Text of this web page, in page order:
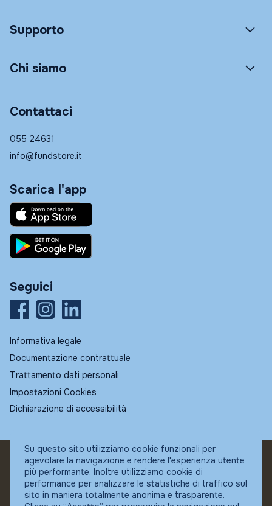
Supporto
Chi siamo
Contattaci
055 24631
info@fundstore.it
Scarica l'app
Seguici
Informativa legale
Documentazione contrattuale
Trattamento dati personali
Impostazioni Cookies
Dichiarazione di accessibilità
© Fundstore
Collocatore autorizzato:
Banca Ifigest SpA
P.Iva: 04337180485
Su questo sito utilizziamo cookie funzionali per
agevolare la navigazione e rendere l'esperienza utente
più performante. Inoltre utilizziamo cookie di
performance per analizzare le statistiche di traffico sul
sito in maniera totalmente anonima e trasparente.